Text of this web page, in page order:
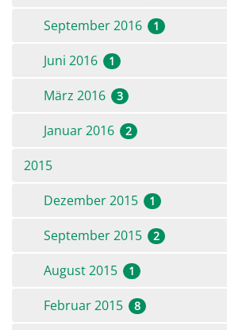
September 2016 1
Juni 2016 1
März 2016 3
Januar 2016 2
2015
Dezember 2015
1
September 2015 2
August 2015 1
Februar 2015 8